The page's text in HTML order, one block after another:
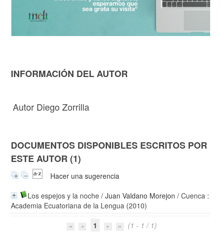
INFORMACIÓN DEL AUTOR
Autor Diego Zorrilla
DOCUMENTOS DISPONIBLES ESCRITOS POR
ESTE AUTOR (1)
Hacer una sugerencia
Los espejos y la noche /Juan Valdano Morejon / Cuenca :
Academia Ecuatoriana de la Lengua (2010)
1
(1 - 1 / 1)